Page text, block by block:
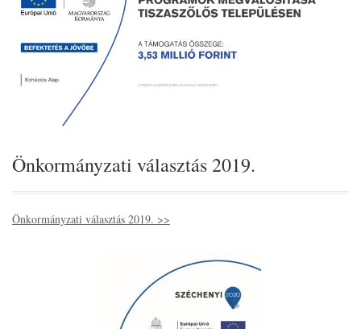
Önkormányzati választás 2019.
Önkormányzati választás 2019. >>